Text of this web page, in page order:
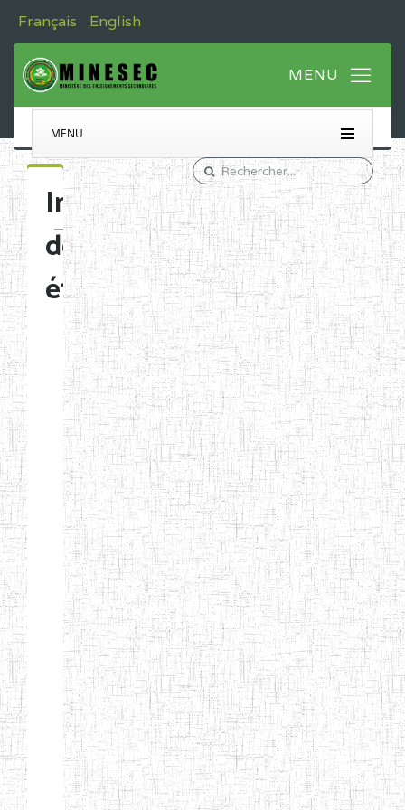
Français English
MENU
Immatriculation
des
établissements
Etablissements
d'enseignement
normal
ENI
Chercher:
Effacer les filtres
Denomination
Type